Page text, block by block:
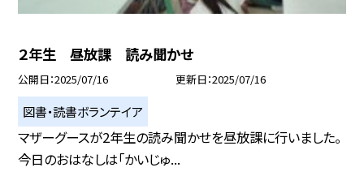
２年生 昼放課 読み聞かせ
公開日 2025/07/16 更新日 2025/07/16
図書・読書ボランテイア
マザーグースが2年生の読み聞かせを昼放課に行いました。
今日のおはなしは「かいじゅ...